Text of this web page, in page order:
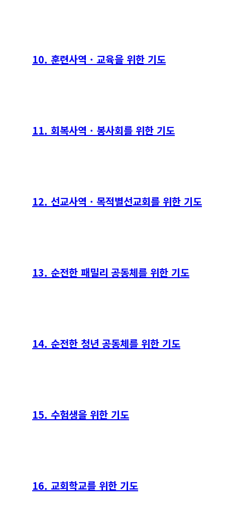
10. 훈련사역 · 교육을 위한 기도
11. 회복사역 · 봉사회를 위한 기도
12. 선교사역 · 목적별선교회를 위한 기도
13. 순전한 패밀리 공동체를 위한 기도
14. 순전한 청년 공동체를 위한 기도
15. 수험생을 위한 기도
16. 교회학교를 위한 기도